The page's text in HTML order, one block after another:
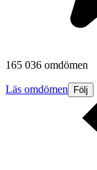
165 036 omdömen
Läs omdömen Följ